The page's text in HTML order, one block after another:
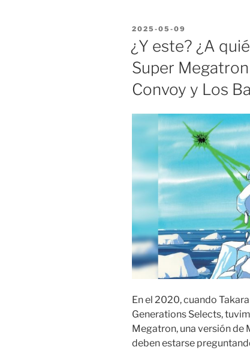
POSTED
ON
2025-05-09
¿Y este? ¿A
Super
Convoy y Los
En el 2020, cuando
Generations Selects,
Megatron, una versión de
deben estarse